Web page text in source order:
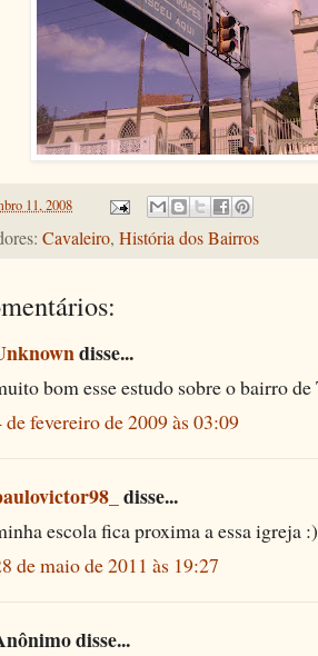
11, 2008
Cavaleiro, História dos Bairros
disse...
bom esse estudo sobre o bairro
de fevereiro de 2009 às 03:09
disse...
escola fica proxima a essa igreja :)
de maio de 2011 às 19:27
disse...